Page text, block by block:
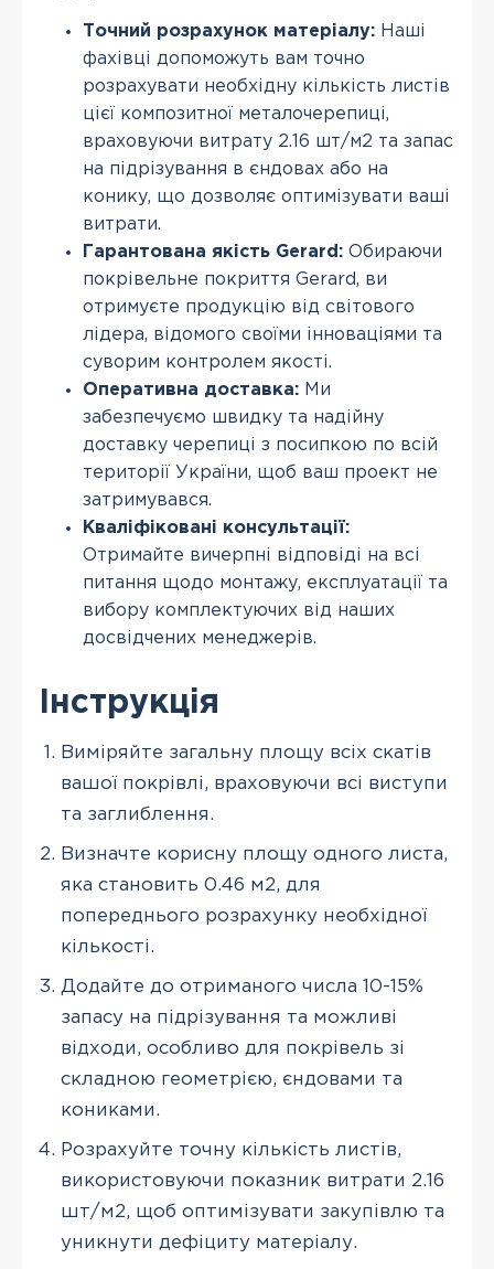
Точний розрахунок матеріалу: Наші
фахівці допоможуть вам точно
розрахувати необхідну кількість листів
цієї композитної металочерепиці,
враховуючи витрату 2.16 шт/м2 та запас
на підрізування в єндовах або на
конику, що дозволяє оптимізувати ваші
витрати.
Гарантована якість Gerard: Обираючи
покрівельне покриття Gerard, ви
отримуєте продукцію від світового
лідера, відомого своїми інноваціями та
суворим контролем якості.
Оперативна доставка: Ми
забезпечуємо швидку та надійну
доставку черепиці з посипкою по всій
території України, щоб ваш проект не
затримувався.
Кваліфіковані консультації:
Отримайте вичерпні відповіді на всі
питання щодо монтажу, експлуатації та
вибору комплектуючих від наших
досвідчених менеджерів.
Інструкція
Виміряйте загальну площу всіх скатів
вашої покрівлі, враховуючи всі виступи
та заглиблення.
Визначте корисну площу одного листа,
яка становить 0.46 м2, для
попереднього розрахунку необхідної
кількості.
Додайте до отриманого числа 10-15%
запасу на підрізування та можливі
відходи, особливо для покрівель зі
складною геометрією, єндовами та
кониками.
Розрахуйте точну кількість листів,
використовуючи показник витрати 2.16
шт/м2, щоб оптимізувати закупівлю та
уникнути дефіциту матеріалу.